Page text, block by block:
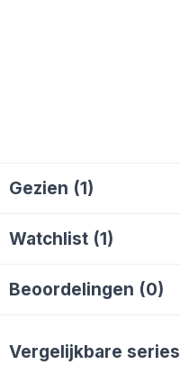
Gezien (1)
Watchlist (1)
Beoordelingen (0)
Vergelijkbare series